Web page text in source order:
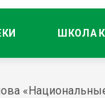
ШКОЛА